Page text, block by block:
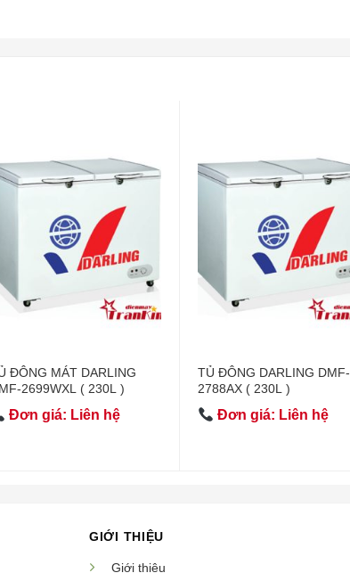
ĐÔNG MÁT DARLING
2699WXL ( 230L )
Đơn giá: Liên hệ
TỦ ĐÔNG DARLING DMF-
2788AX ( 230L )
Đơn giá: Liên hệ
GIỚI THIỆU
Giới thiệu